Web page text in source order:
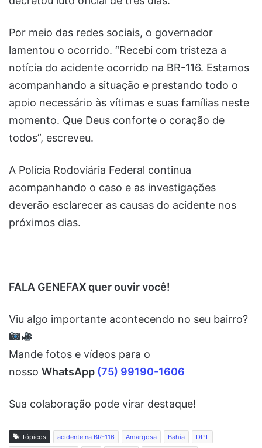
Por meio das redes sociais, o governador
lamentou o ocorrido. “Recebi com tristeza a
notícia do acidente ocorrido na BR-116. Estamos
acompanhando a situação e prestando todo o
apoio necessário às vítimas e suas famílias neste
momento. Que Deus conforte o coração de
todos”, escreveu.
A Polícia Rodoviária Federal continua
acompanhando o caso e as investigações
deverão esclarecer as causas do acidente nos
próximos dias.
FALA GENEFAX quer ouvir você!
Viu algo importante acontecendo no seu bairro?
Mande fotos e vídeos para o
nosso WhatsApp (75) 99190-1606
Sua colaboração pode virar destaque!
Tópicos acidente na BR-116 Amargosa Bahia
DPT